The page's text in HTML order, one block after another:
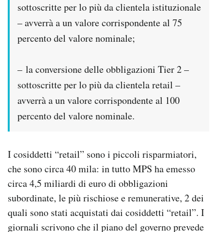
sottoscritte per lo più da clientela istituzionale
– avverrà a un valore corrispondente al 75
percento del valore nominale;
– la conversione delle obbligazioni Tier 2 –
sottoscritte per lo più da clientela retail –
avverrà a un valore corrispondente al 100
percento del valore nominale.
I cosiddetti “retail” sono i piccoli risparmiatori,
che sono circa 40 mila: in tutto MPS ha emesso
circa 4,5 miliardi di euro di obbligazioni
subordinate, le più rischiose e remunerative, 2 dei
quali sono stati acquistati dai cosiddetti “retail”. I
giornali scrivono che il piano del governo prevede